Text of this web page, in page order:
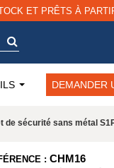
ET PRÊTS À
DEMANDER
de sécurité sans métal
: CHM16